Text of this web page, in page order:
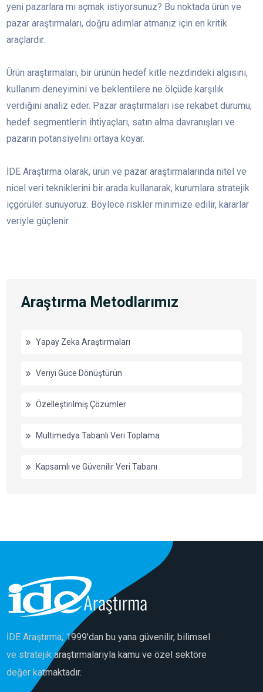
yeni pazarlara mı açmak istiyorsunuz? Bu noktada ürün ve
pazar araştırmaları, doğru adımlar atmanız için en kritik
araçlardır.
Ürün araştırmaları, bir ürünün hedef kitle nezdindeki algısını,
kullanım deneyimini ve beklentilere ne ölçüde karşılık
verdiğini analiz eder. Pazar araştırmaları ise rekabet durumu,
hedef segmentlerin ihtiyaçları, satın alma davranışları ve
pazarın potansiyelini ortaya koyar.
İDE Araştırma olarak, ürün ve pazar araştırmalarında nitel ve
nicel veri tekniklerini bir arada kullanarak, kurumlara stratejik
içgörüler sunuyoruz. Böylece riskler minimize edilir, kararlar
veriyle güçlenir.
Araştırma Metodlarımız
Yapay Zeka Araştırmaları
Veriyi Güce Dönüştürün
Özelleştirilmiş Çözümler
Multimedya Tabanlı Veri Toplama
Kapsamlı ve Güvenilir Veri Tabanı
İDE Araştırma, 1999'dan bu yana güvenilir, bilimsel
ve stratejik araştırmalarıyla kamu ve özel sektöre
değer katmaktadır.